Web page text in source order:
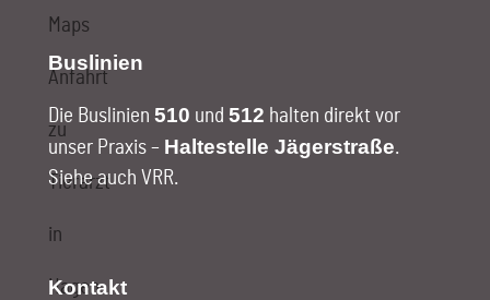
Buslinien
Die Buslinien510 und512 halten direkt vor
unser Praxis – Haltestelle Jägerstraße.
Siehe auch VRR.
Kontakt